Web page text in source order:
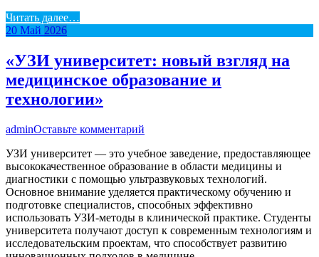
Читать далее…
20 Май 2026
«УЗИ университет: новый взгляд на
медицинское образование и
технологии»
adminОставьте комментарий
УЗИ университет — это учебное заведение, предоставляющее
высококачественное образование в области медицины и
диагностики с помощью ультразвуковых технологий.
Основное внимание уделяется практическому обучению и
подготовке специалистов, способных эффективно
использовать УЗИ-методы в клинической практике. Студенты
университета получают доступ к современным технологиям и
исследовательским проектам, что способствует развитию